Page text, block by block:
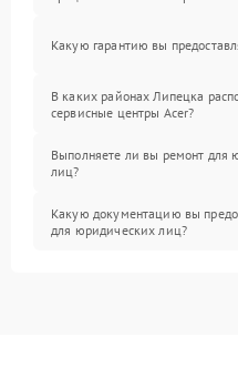
Какую гарантию вы
В каких районах Липецка
сервисные центры Acer?
Выполняете ли вы ремонт для
лиц?
Какую документацию вы
для юридических лиц?